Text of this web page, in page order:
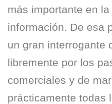
más importante en
información. De esa
un gran interrogante
libremente por los
comerciales y de
prácticamente todas